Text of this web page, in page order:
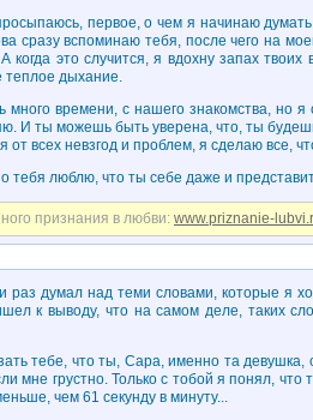
первое, о чем я начинаю
сразу вспоминаю тебя, после чего на
когда это случится, я вдохну запах
теплое дыхание.
много времени, с нашего знакомства, но
И ты можешь быть уверена, что, ты
от всех невзгод и проблем, я сделаю все,
тебя люблю, что ты себе даже и
признания в любви: www.priznanie-
думал над теми словами, которые я
к выводу, что на самом деле, таких
тебе, что ты, Сара, именно та
мне грустно. Только с тобой я понял,
чем 61 секунду в минуту...